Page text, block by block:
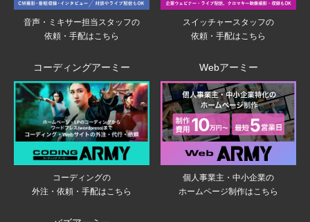
音声・ミキサー担当スタッフの
依頼・手配はこちら
スイッチャースタッフの
依頼・手配はこちら
コーディングアーミー
コーディングの
外注・依頼・手配はこちら
Webアーミー
個人事業主・中小企業の
ホームページ制作はこちら